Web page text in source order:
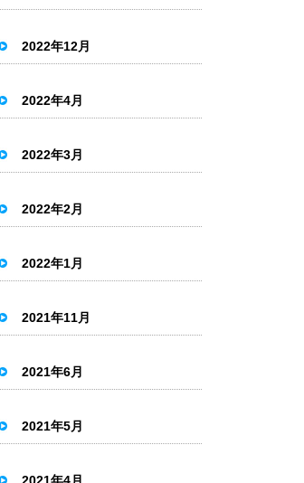
2022年12月
2022年4月
2022年3月
2022年2月
2022年1月
2021年11月
2021年6月
2021年5月